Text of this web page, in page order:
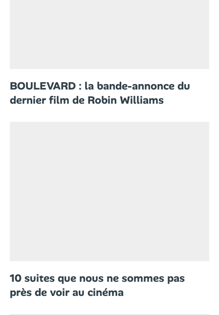
BOULEVARD : la bande-annonce du
dernier film de Robin Williams
10 suites que nous ne sommes pas
près de voir au cinéma